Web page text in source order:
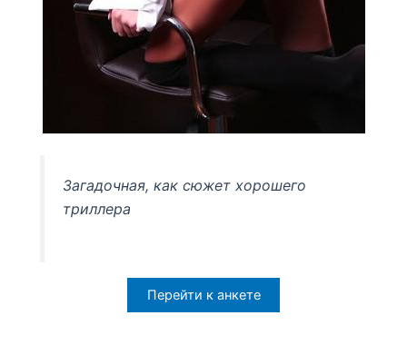
Загадочная, как сюжет хорошего
триллера
Перейти к анкете